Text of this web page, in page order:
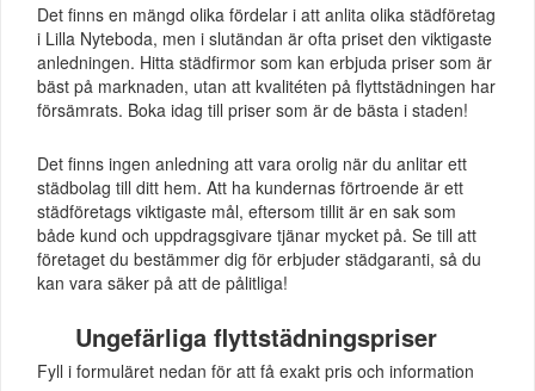
Det finns en mängd olika fördelar i att anlita olika städföretag
i Lilla Nyteboda, men i slutändan är ofta priset den viktigaste
anledningen. Hitta städfirmor som kan erbjuda priser som är
bäst på marknaden, utan att kvalitéten på flyttstädningen har
försämrats. Boka idag till priser som är de bästa i staden!
Det finns ingen anledning att vara orolig när du anlitar ett
städbolag till ditt hem. Att ha kundernas förtroende är ett
städföretags viktigaste mål, eftersom tillit är en sak som
både kund och uppdragsgivare tjänar mycket på. Se till att
företaget du bestämmer dig för erbjuder städgaranti, så du
kan vara säker på att de pålitliga!
Ungefärliga flyttstädningspriser
Fyll i formuläret nedan för att få exakt pris och information